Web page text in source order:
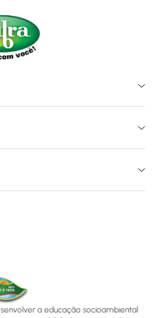
a educação socioambiental